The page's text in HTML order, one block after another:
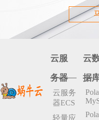
云服
务器
云服务
器ECS
轻量应
云
据